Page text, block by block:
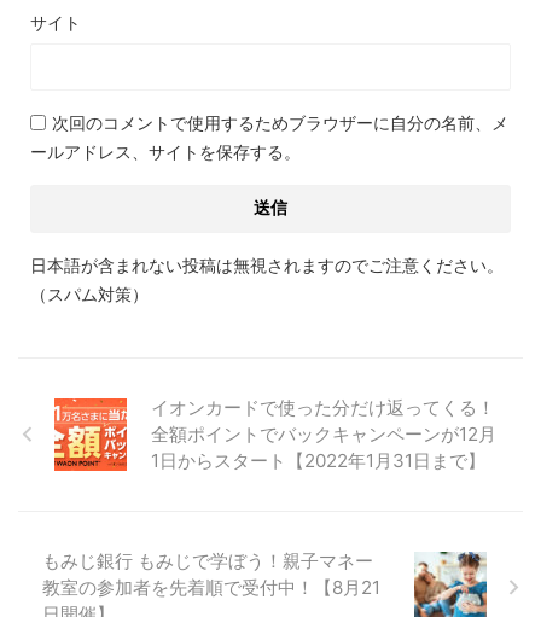
サイト
次回のコメントで使用するためブラウザーに自分の名前、メ
ールアドレス、サイトを保存する。
日本語が含まれない投稿は無視されますのでご注意ください。
（スパム対策）
イオンカードで使った分だけ返ってくる！
全額ポイントでバックキャンペーンが12月
1日からスタート【2022年1月31日まで】
もみじ銀行 もみじで学ぼう！親子マネー
教室の参加者を先着順で受付中！【8月21